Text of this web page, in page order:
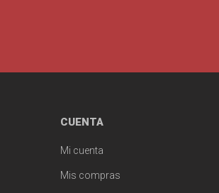
CUENTA
Mi cuenta
Mis compras